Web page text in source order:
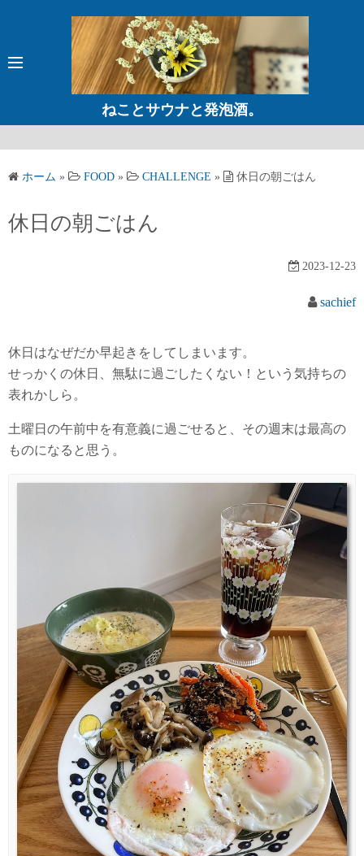
ン
ッ
ねことサウナと発泡酒。
ホーム » FOOD » CHALLENGE » 休日の朝ごはん
休日の朝ごはん
2023-12-23
sachief
休日はなぜだか早起きをしてしまいます。
せっかくの休日、無駄に過ごしたくない！という気持ちの
表れかしら。
土曜日の午前中を有意義に過ごせると、その週末は最高の
ものになると思う。